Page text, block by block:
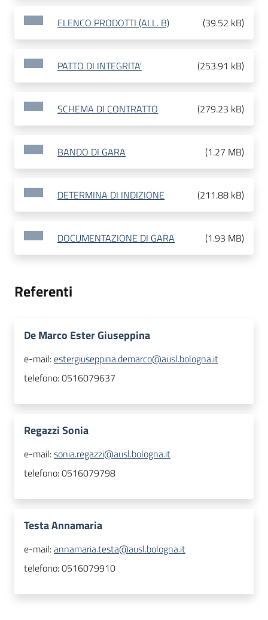
ELENCO PRODOTTI (ALL. B) (39.52 kB)
PATTO DI INTEGRITA' (253.91 kB)
SCHEMA DI CONTRATTO (279.23 kB)
BANDO DI GARA (1.27 MB)
DETERMINA DI INDIZIONE (211.88 kB)
DOCUMENTAZIONE DI GARA (1.93 MB)
Referenti
De Marco Ester Giuseppina
e-mail:estergiuseppina.demarco@ausl.bologna.it
telefono:0516079637
Regazzi Sonia
e-mail:sonia.regazzi@ausl.bologna.it
telefono:0516079798
Testa Annamaria
e-mail:annamaria.testa@ausl.bologna.it
telefono:0516079910